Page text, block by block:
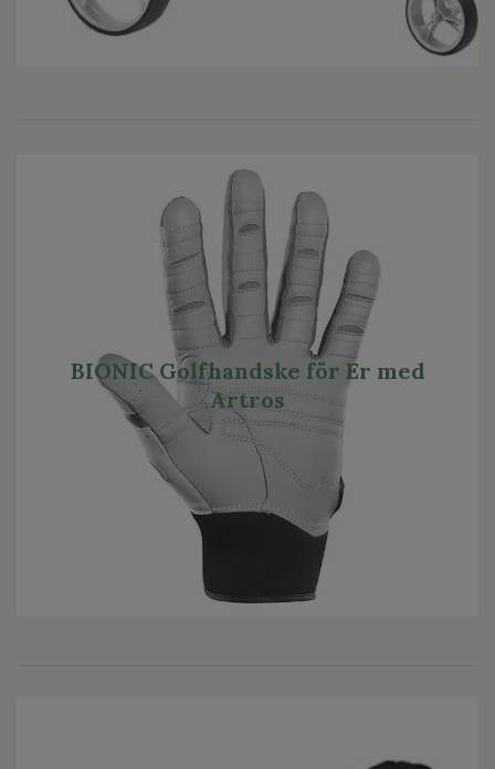
BIONIC Golfhandske för Er med
Artros